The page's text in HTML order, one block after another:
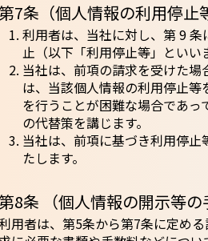
7条（個人情報の利用停止
利用者は、当社に対し、第 9
止（以下「利用停止等」といい
当社は、前項の請求を受けた
は、当該個人情報の利用停止
を行うことが困難な場合であ
の代替策を講じます。
当社は、前項に基づき利用停
たします。
8条 （個人情報の開示等の
用者は、第5条から第7条に定め